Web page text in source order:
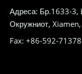
Адреса: Бр.1633-3,
Окружниот, Xiamen,
Fax: +86-592-